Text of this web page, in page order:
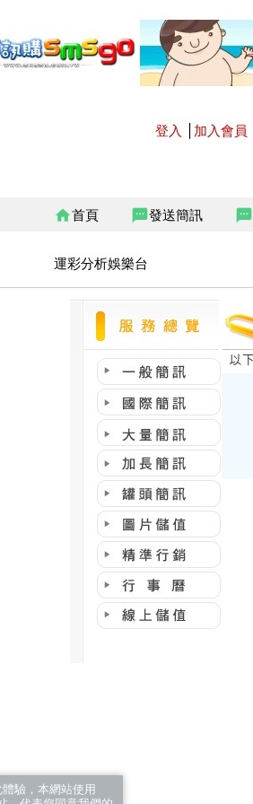
登入 加入會員
home首頁 sms發送簡訊 sms
運彩分析娛樂台
驗，本網站使用